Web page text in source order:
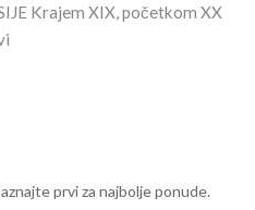
Krajem XIX, početkom XX
prvi za najbolje ponude.